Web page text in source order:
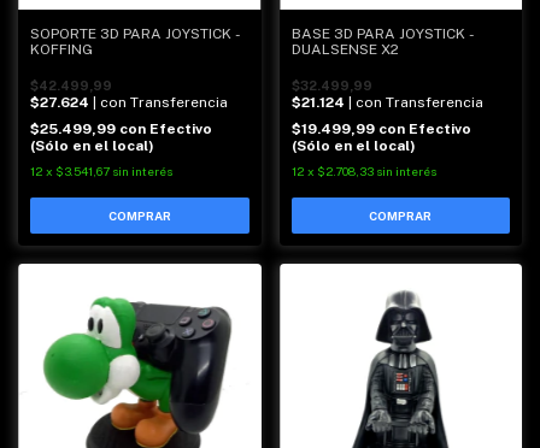
SOPORTE 3D PARA JOYSTICK -
KOFFING
$42.499,99
$27.624
| con Transferencia
$25.499,99 con Efectivo
(Sólo en el local)
12 x $3.541,67 sin interés
BASE 3D PARA JOYSTICK -
DUALSENSE X2
$32.499,99
$21.124
| con Transferencia
$19.499,99 con Efectivo
(Sólo en el local)
12 x $2.708,33 sin interés